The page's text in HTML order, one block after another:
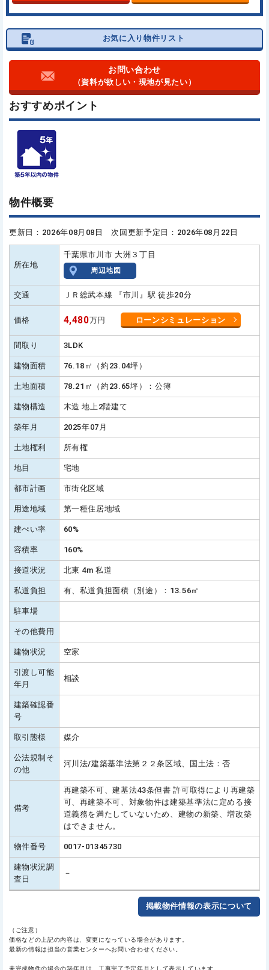
お気に入り物件リスト
お問い合わせ
（資料が欲しい・現地が見たい）
おすすめポイント
物件概要
更新日：2026年08月08日 次回更新予定日：2026年08月22日
所在地
千葉県市川市 大洲３丁目
周辺地図
交通 ＪＲ総武本線 『市川』駅 徒歩20分
価格 4,480万円 ローンシミュレーション
間取り 3LDK
建物面積 76.18㎡（約23.04坪）
土地面積 78.21㎡（約23.65坪）：公簿
建物構造 木造 地上2階建て
築年月 2025年07月
土地権利 所有権
地目 宅地
都市計画 市街化区域
用途地域 第一種住居地域
建ぺい率 60%
容積率 160%
接道状況 北東 4m 私道
私道負担 有、私道負担面積（別途）：13.56㎡
駐車場
その他費用
建物状況 空家
引渡し可能
年月
相談
建築確認番
号
取引態様 媒介
公法規制そ
の他
河川法/建築基準法第２２条区域、国土法：否
備考
再建築不可、建基法43条但書 許可取得により再建築
可、再建築不可、対象物件は建築基準法に定める接
道義務を満たしていないため、建物の新築、増改築
はできません。
物件番号 0017-01345730
建物状況調
査日
－
掲載物件情報の表示について
（ご注意）
価格などの上記の内容は、変更になっている場合があります。
最新の情報は担当の営業センターへお問い合わせください。
未完成物件の場合の築年月は、工事完了予定年月として表示しています。